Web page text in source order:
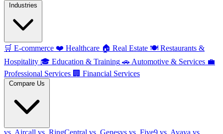
Industries
🛒 E-commerce ❤️ Healthcare 🏠 Real Estate 🍽️ Restaurants &
Hospitality 🎓 Education & Training 🚗 Automotive & Services 💼
Professional Services 🏢 Financial Services
Compare Us
vs. Aircall vs. RingCentral vs. Genesys vs. Five9 vs. Avaya vs.